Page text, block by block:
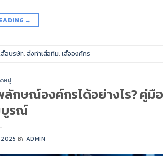
→
สื้อบริษัท, สั่งทำเสื้อทีม, เสื้อองค์กร
หมู่
กษณ์องค์กรได้อย่างไร? คู่มือ
รณ์
BY ADMIN